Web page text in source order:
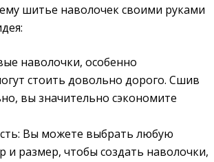
шитье наволочек своими руками
наволочки, особенно
стоить довольно дорого. Сшив
вы значительно сэкономите
Вы можете выбрать любую
и размер, чтобы создать наволочки,